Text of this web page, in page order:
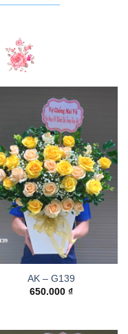
AK – G139
650.000 ₫